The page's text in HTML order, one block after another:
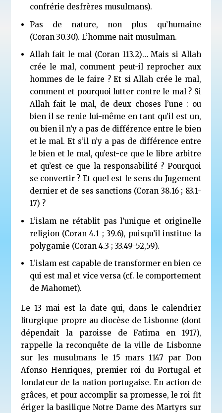
confrérie desfrères musulmans).
Pas de nature, non plus qu’humaine
(Coran 30.30). L’homme nait musulman.
Allah fait le mal (Coran 113.2)… Mais si Allah
crée le mal, comment peut-il reprocher aux
hommes de le faire ? Et si Allah crée le mal,
comment et pourquoi lutter contre le mal ? Si
Allah fait le mal, de deux choses l’une : ou
bien il se renie lui-même en tant qu’il est un,
ou bien il n’y a pas de différence entre le bien
et le mal. Et s’il n’y a pas de différence entre
le bien et le mal, qu’est-ce que le libre arbitre
et qu’est-ce que la responsabilité ? Pourquoi
se convertir ? Et quel est le sens du Jugement
dernier et de ses sanctions (Coran 38.16 ; 83.1-
17) ?
L’islam ne rétablit pas l’unique et originelle
religion (Coran 4.1 ; 39.6), puisqu’il institue la
polygamie (Coran 4.3 ; 33.49-52,59).
L’islam est capable de transformer en bien ce
qui est mal et vice versa (cf. le comportement
de Mahomet).
Le 13 mai est la date qui, dans le calendrier
liturgique propre au diocèse de Lisbonne (dont
dépendait la paroisse de Fatima en 1917),
rappelle la reconquête de la ville de Lisbonne
sur les musulmans le 15 mars 1147 par Don
Afonso Henriques, premier roi du Portugal et
fondateur de la nation portugaise. En action de
grâces, et pour accomplir sa promesse, le roi fit
ériger la basilique Notre Dame des Martyrs sur